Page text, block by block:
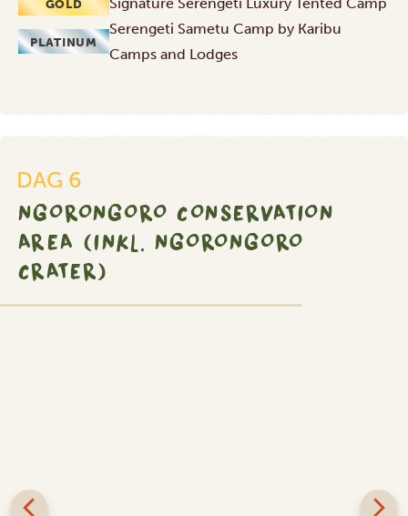
GOLD
PLATINUM
Serengeti Sametu Camp by Karibu
Camps and Lodges
DAG 6
NGORONGORO CONSERVATION
AREA (INKL. NGORONGORO
CRATER)